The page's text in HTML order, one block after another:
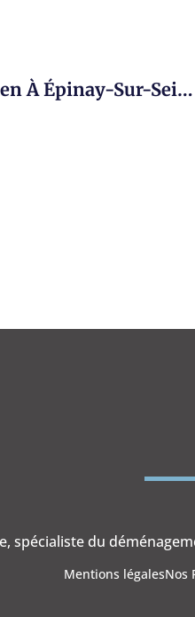
Augmentez L’attractivité De Votre Bien À Épinay-Sur-Seine : Astuces Pour Rénover Efficacement La Salle De Bain Avant Le Déménagement
spécialiste du
Mentions légalesNos